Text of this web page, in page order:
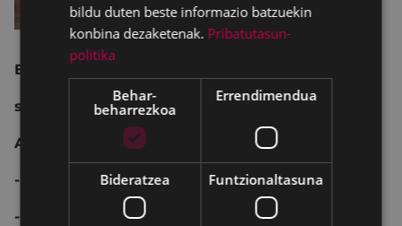
Eibarko ikastetxeetako ikasleen emanaldiak.
sarrera: 2 €
Aurre-salmenta:
-ikastetxeetan
-COLISEO antzokiko lehiatilan, astelehen eta
bildu duten beste informazio batzuekin
konbina dezaketenak. Pribatutasun-
politika
Behar-
beharrezkoa
Errendimendua
Bideratzea Funtzionaltasuna